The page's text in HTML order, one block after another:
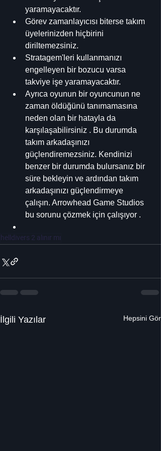
yaramayacaktır.
Görev zamanlayıcısı biterse takım
üyelerinizden hiçbirini
diriltemezsiniz.
Stratagem'leri kullanmanızı
engelleyen bir bozucu varsa
takviye işe yaramayacaktır.
Ayrıca oyunun bir oyuncunun ne
zaman öldüğünü tanımamasına
neden olan bir hatayla da
karşılaşabilirsiniz . Bu durumda
takım arkadaşınızı
güçlendiremezsiniz. Kendinizi
benzer bir durumda bulursanız bir
süre bekleyin ve ardından takım
arkadaşınızı güçlendirmeye
çalışın. Arrowhead Game Studios
bu sorunu çözmek için çalışıyor .
helldivers 2 alınır mı
İlgili Yazılar Hepsini Gör